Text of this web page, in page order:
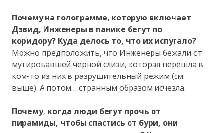
Почему на голограмме, которую включает
Дэвид, Инженеры в панике бегут по
коридору? Куда делось то, что их испугало?
Можно предположить, что Инженеры бежали от
мутировавшей черной слизи, которая перешла в
ком-то из них в разрушительный режим (см.
выше). А потом… странным образом исчезла.
Почему, когда люди бегут прочь от
пирамиды, чтобы спастись от бури, они